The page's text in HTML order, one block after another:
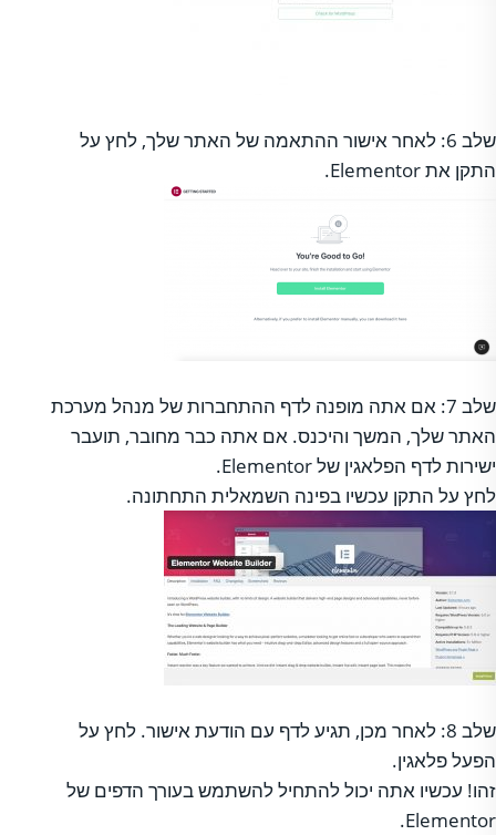
שלב 6: לאחר אישור ההתאמה של האתר שלך, לחץ על
התקן את Elementor.
שלב 7: אם אתה מופנה לדף ההתחברות של מנהל מערכת
האתר שלך, המשך והיכנס. אם אתה כבר מחובר, תועבר
ישירות לדף הפלאגין של Elementor.
לחץ על התקן עכשיו בפינה השמאלית התחתונה.
שלב 8: לאחר מכן, תגיע לדף עם הודעת אישור. לחץ על
הפעל פלאגין.
זהו! עכשיו אתה יכול להתחיל להשתמש בעורך הדפים של
Elementor.